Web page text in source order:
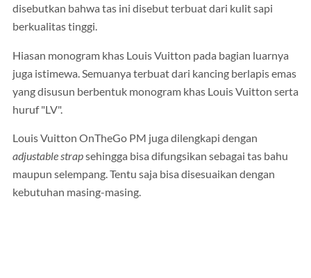
disebutkan bahwa tas ini disebut terbuat dari kulit sapi
berkualitas tinggi.
Hiasan monogram khas Louis Vuitton pada bagian luarnya
juga istimewa. Semuanya terbuat dari kancing berlapis emas
yang disusun berbentuk monogram khas Louis Vuitton serta
huruf "LV".
Louis Vuitton OnTheGo PM juga dilengkapi dengan
adjustable strapsehingga bisa difungsikan sebagai tas bahu
maupun selempang. Tentu saja bisa disesuaikan dengan
kebutuhan masing-masing.